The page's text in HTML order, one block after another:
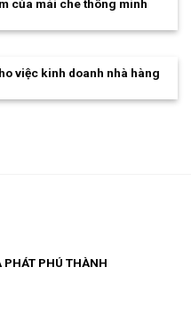
của mái che thông minh
việc kinh doanh nhà hàng
PHÁT PHÚ THÀNH